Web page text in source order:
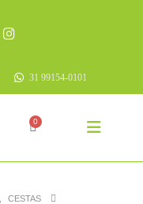
31 99154-0101
0
CESTAS